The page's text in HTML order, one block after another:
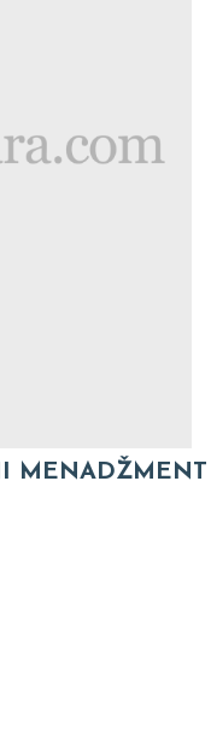
MENADŽMENT